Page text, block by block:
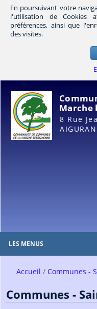
En poursuivant votre
l'utilisation de Cookies
préférences, ainsi que
des visites.
Marche
8 Rue
LES MENUS
Accueil Communes -
Communes -